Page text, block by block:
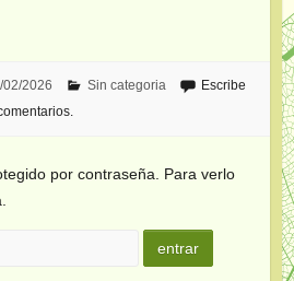
02/2026 Sin categoria
Escribe
por contraseña. Para verlo